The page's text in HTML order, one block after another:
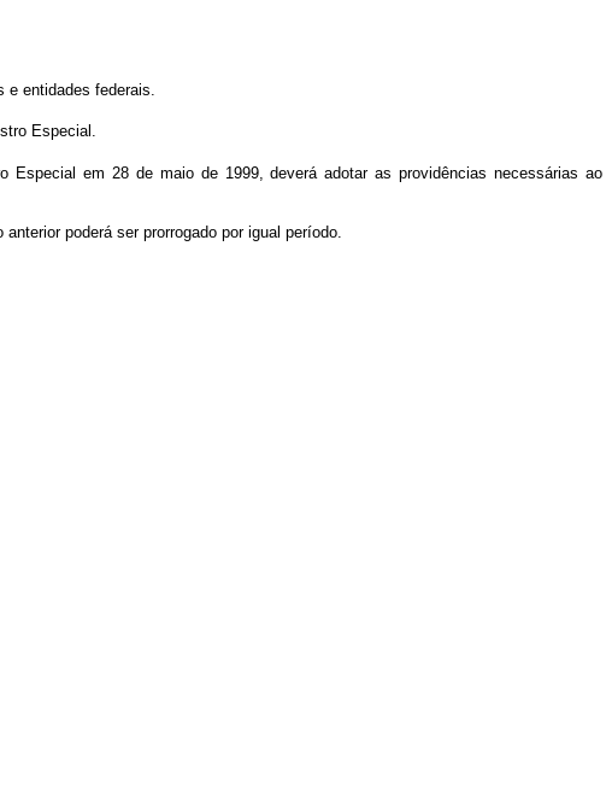
entidades federais.
Especial.
Especial em 28 de maio de 1999, deverá adotar as providências necessárias ao
poderá ser prorrogado por igual período.